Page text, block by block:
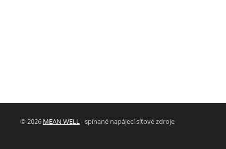
© 2026 MEAN WELL - spínané napájecí síťové zdroje